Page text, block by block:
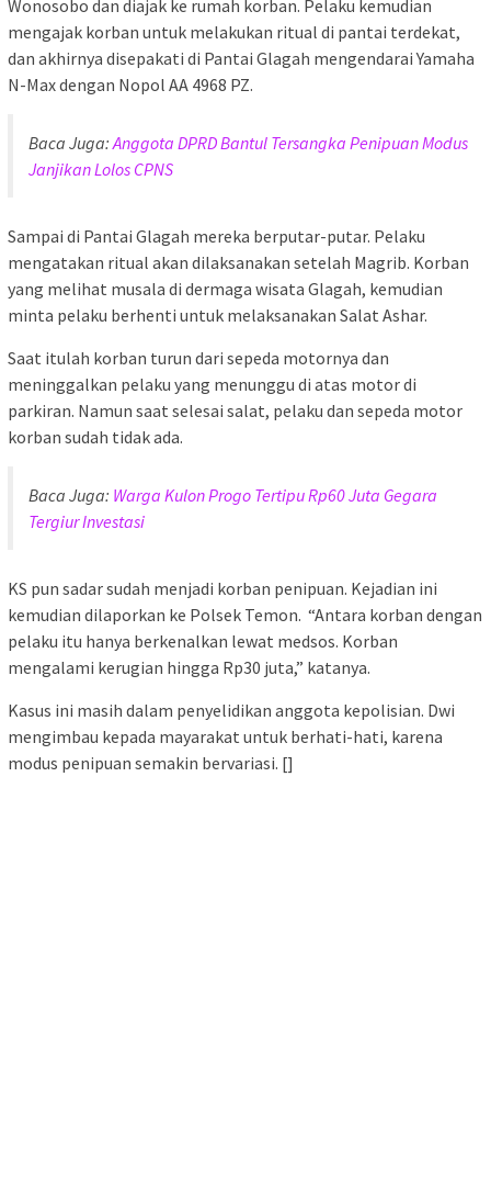
Wonosobo dan diajak ke rumah korban. Pelaku kemudian
mengajak korban untuk melakukan ritual di pantai terdekat,
dan akhirnya disepakati di Pantai Glagah mengendarai Yamaha
N-Max dengan Nopol AA 4968 PZ.
Baca Juga: Anggota DPRD Bantul Tersangka Penipuan Modus
Janjikan Lolos CPNS
Sampai di Pantai Glagah mereka berputar-putar. Pelaku
mengatakan ritual akan dilaksanakan setelah Magrib. Korban
yang melihat musala di dermaga wisata Glagah, kemudian
minta pelaku berhenti untuk melaksanakan Salat Ashar.
Saat itulah korban turun dari sepeda motornya dan
meninggalkan pelaku yang menunggu di atas motor di
parkiran. Namun saat selesai salat, pelaku dan sepeda motor
korban sudah tidak ada.
Baca Juga: Warga Kulon Progo Tertipu Rp60 Juta Gegara
Tergiur Investasi
KS pun sadar sudah menjadi korban penipuan. Kejadian ini
kemudian dilaporkan ke Polsek Temon. “Antara korban dengan
pelaku itu hanya berkenalkan lewat medsos. Korban
mengalami kerugian hingga Rp30 juta,” katanya.
Kasus ini masih dalam penyelidikan anggota kepolisian. Dwi
mengimbau kepada mayarakat untuk berhati-hati, karena
modus penipuan semakin bervariasi. []